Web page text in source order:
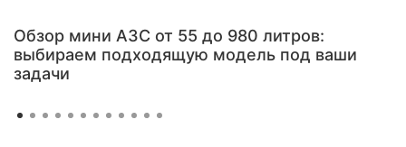
Обзор мини АЗС от 55 до 980 литров:
выбираем подходящую модель под ваши
задачи